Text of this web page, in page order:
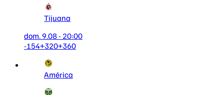
Tijuana
dom. 9.08 - 20:00
-154+320+360
América